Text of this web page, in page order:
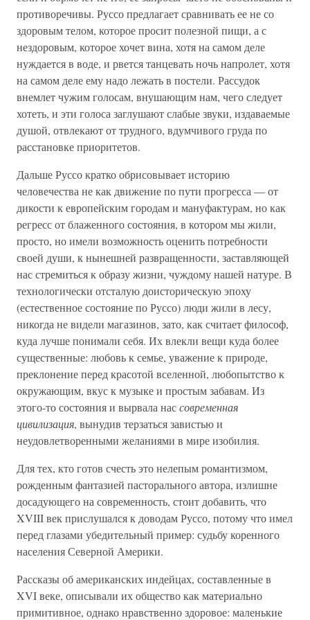
противоречивы. Руссо предлагает сравнивать ее не со
здоровым телом, которое просит полезной пищи, а с
нездоровым, которое хочет вина, хотя на самом деле
нуждается в воде, и рвется танцевать ночь напролет, хотя
на самом деле ему надо лежать в постели. Рассудок
внемлет чужим голосам, внушающим нам, чего следует
хотеть, и эти голоса заглушают слабые звуки, издаваемые
душой, отвлекают от трудного, вдумчивого груда по
расстановке приоритетов.
Дальше Руссо кратко обрисовывает историю
человечества не как движение по пути прогресса — от
дикости к европейским городам и мануфактурам, но как
регресс от блаженного состояния, в котором мы жили,
просто, но имели возможность оценить потребности
своей души, к нынешней развращенности, заставляющей
нас стремиться к образу жизни, чуждому нашей натуре. В
технологически отсталую доисторическую эпоху
(естественное состояние по Руссо) люди жили в лесу,
никогда не видели магазинов, зато, как считает философ,
куда лучше понимали себя. Их влекли вещи куда более
существенные: любовь к семье, уважение к природе,
преклонение перед красотой вселенной, любопытство к
окружающим, вкус к музыке и простым забавам. Из
этого-то состояния и вырвала нассовременная
цивилизация, вынудив терзаться завистью и
неудовлетворенными желаниями в мире изобилия.
Для тех, кто готов счесть это нелепым романтизмом,
рожденным фантазией пасторального автора, излишне
досадующего на современность, стоит добавить, что
XVIII век прислушался к доводам Руссо, потому что имел
перед глазами убедительный пример: судьбу коренного
населения Северной Америки.
Рассказы об американских индейцах, составленные в
XVI веке, описывали их общество как материально
примитивное, однако нравственно здоровое: маленькие